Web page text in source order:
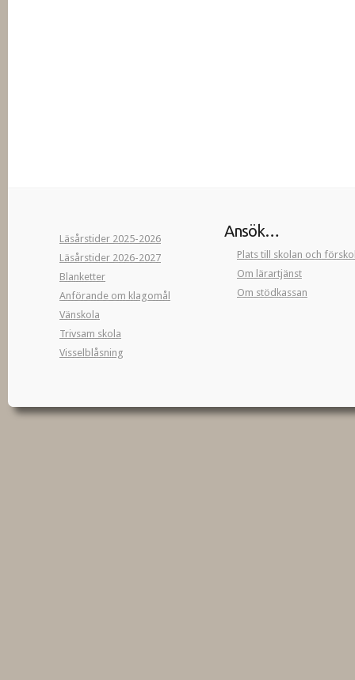
Läsårstider 2025-2026
Läsårstider 2026-2027
Blanketter
Anförande om klagomål
Vänskola
Trivsam skola
Visselblåsning
Ansök…
Plats till skolan och
Om lärartjänst
Om stödkassan